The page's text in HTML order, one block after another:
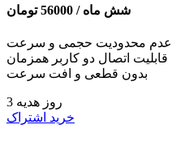
شش ماه / 56000 تومان
عدم محدودیت حجمی و سرعت
قابلیت اتصال دو کاربر همزمان
بدون قطعی و افت سرعت
3 روز هدیه
خرید اشتراک